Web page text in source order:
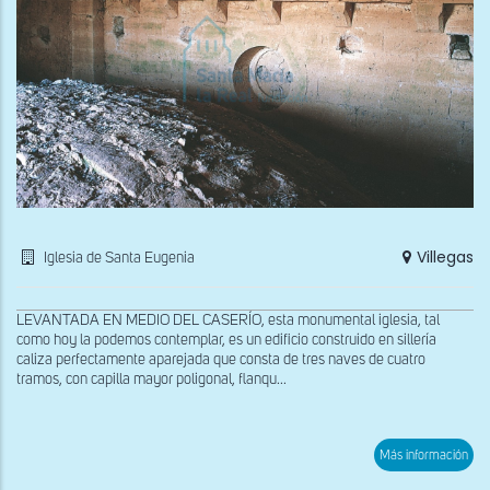
Iglesia de Santa Eugenia Villegas
LEVANTADA EN MEDIO DEL CASERÍO, esta monumental iglesia, tal
como hoy la podemos contemplar, es un edificio construido en sillería
caliza perfectamente aparejada que consta de tres naves de cuatro
tramos, con capilla mayor poligonal, flanqu...
Más información